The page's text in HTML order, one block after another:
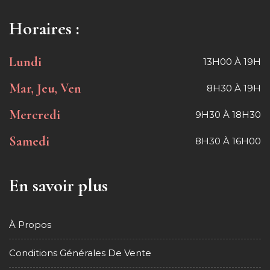
Horaires :
Lundi 13H00 À 19H
Mar, Jeu, Ven 8H30 À 19H
Mercredi 9H30 À 18H30
Samedi 8H30 À 16H00
En savoir plus
À Propos
Conditions Générales De Vente